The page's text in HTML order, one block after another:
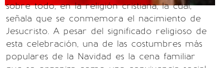
sobre todo, en la religión cristiana, la cual,
señala que se conmemora el nacimiento de
Jesucristo. A pesar del significado religioso de
esta celebración, una de las costumbres más
populares de la Navidad es la cena familiar